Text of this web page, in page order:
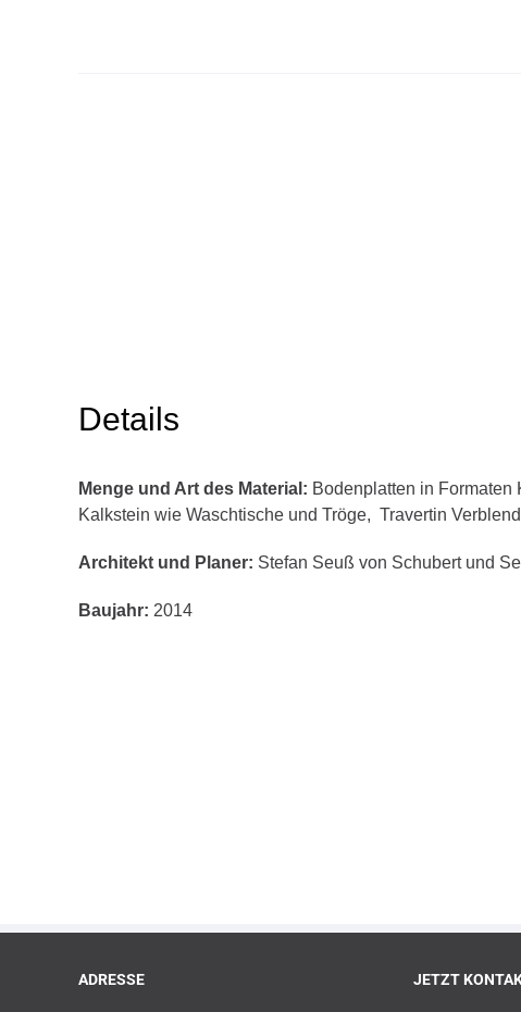
Details
Menge und Art des Material: Bodenplatten in Formaten
Kalkstein wie Waschtische und Tröge, Travertin
Architekt und Planer: Stefan Seuß von Schubert und
Baujahr: 2014
ADRESSE JETZT